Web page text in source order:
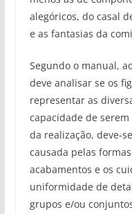
alegóricos, do casal
e as fantasias da
Segundo o manual,
deve analisar se os
representar as
capacidade de
da realização, deve-
causada pelas
acabamentos e os
uniformidade de
grupos e/ou